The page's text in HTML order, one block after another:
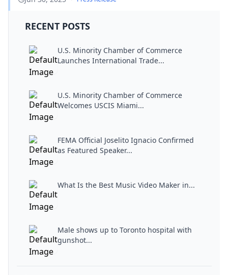
RECENT POSTS
U.S. Minority Chamber of Commerce
Launches International Trade...
U.S. Minority Chamber of Commerce
Welcomes USCIS Miami...
FEMA Official Joselito Ignacio Confirmed
as Featured Speaker...
What Is the Best Music Video Maker in...
Male shows up to Toronto hospital with
gunshot...